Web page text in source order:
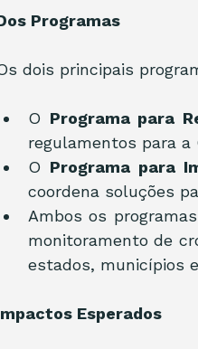
Programas
dois principais
O Programa para
regulamentos para a
O Programa para
coordena soluções
Ambos os
monitoramento de
estados, municípios
Esperados